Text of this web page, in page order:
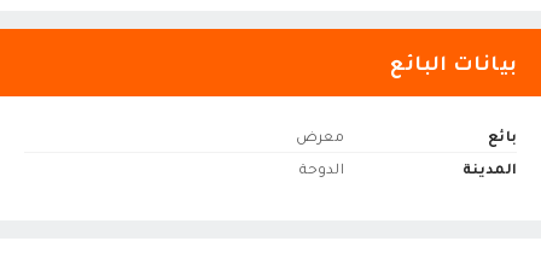
بيانات البائع
بائع
معرض
المدينة
الدوحة